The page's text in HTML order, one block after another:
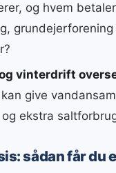
og hvem
grundejerforening
vinterdrift
give
ekstra
sådan får du